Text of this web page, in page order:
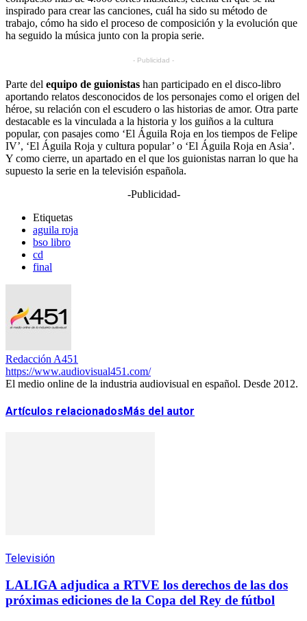
inspirado para crear las canciones, cuál ha sido su método de
trabajo, cómo ha sido el proceso de composición y la evolución que
ha seguido la música junto con la propia serie.
- Publicidad -
Parte del equipo de guionistas han participado en el disco-libro
aportando relatos desconocidos de los personajes como el origen del
héroe, su relación con el escudero o las historias de amor. Otra parte
destacable es la vinculada a la historia y los guiños a la cultura
popular, con pasajes como ‘El Águila Roja en los tiempos de Felipe
IV’, ‘El Águila Roja y cultura popular’ o ‘El Águila Roja en Asia’.
Y como cierre, un apartado en el que los guionistas narran lo que ha
supuesto la serie en la televisión española.
-Publicidad-
Etiquetas
aguila roja
bso libro
cd
final
Redacción A451
https://www.audiovisual451.com/
El medio online de la industria audiovisual en español. Desde 2012.
Artículos relacionadosMás del autor
Televisión
LALIGA adjudica a RTVE los derechos de las dos
próximas ediciones de la Copa del Rey de fútbol